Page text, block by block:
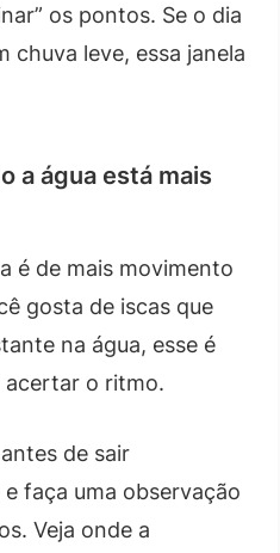
os pontos. Se o dia
chuva leve, essa janela
a água está mais
é de mais movimento
gosta de iscas que
na água, esse é
acertar o ritmo.
de sair
faça uma observação
Veja onde a